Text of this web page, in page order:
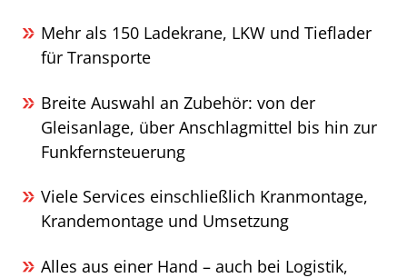
Mehr als 150 Ladekrane, LKW und Tieflader
für Transporte
Breite Auswahl an Zubehör: von der
Gleisanlage, über Anschlagmittel bis hin zur
Funkfernsteuerung
Viele Services einschließlich Kranmontage,
Krandemontage und Umsetzung
Alles aus einer Hand – auch bei Logistik,